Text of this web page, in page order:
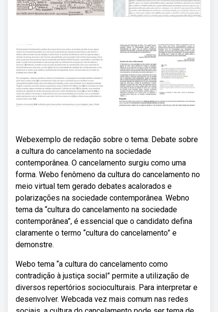
Webexemplo de redação sobre o tema: Debate sobre
a cultura do cancelamento na sociedade
contemporânea. O cancelamento surgiu como uma
forma. Webo fenômeno da cultura do cancelamento no
meio virtual tem gerado debates acalorados e
polarizações na sociedade contemporânea. Webno
tema da “cultura do cancelamento na sociedade
contemporânea”, é essencial que o candidato defina
claramente o termo “cultura do cancelamento” e
demonstre.
Webo tema “a cultura do cancelamento como
contradição à justiça social” permite a utilização de
diversos repertórios socioculturais. Para interpretar e
desenvolver. Webcada vez mais comum nas redes